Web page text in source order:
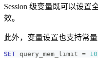
Session 级变量既可以设置
效。
此外，变量设置也支持常量
SET query_mem_limit = 10